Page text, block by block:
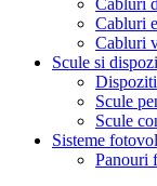
Cabluri
Cabluri
Cabluri
Scule si
Scule
Scule
Sisteme
Panouri